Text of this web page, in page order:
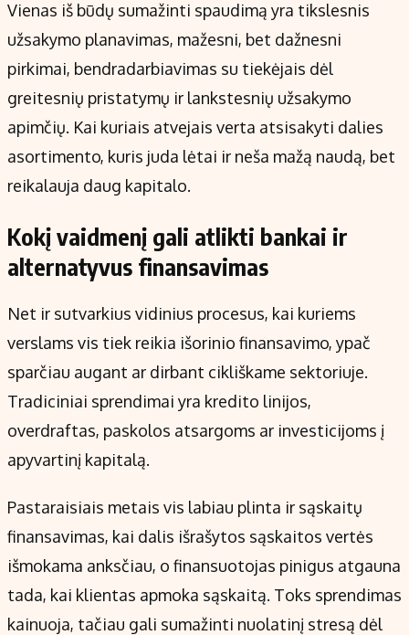
Vienas iš būdų sumažinti spaudimą yra tikslesnis
užsakymo planavimas, mažesni, bet dažnesni
pirkimai, bendradarbiavimas su tiekėjais dėl
greitesnių pristatymų ir lankstesnių užsakymo
apimčių. Kai kuriais atvejais verta atsisakyti dalies
asortimento, kuris juda lėtai ir neša mažą naudą, bet
reikalauja daug kapitalo.
Kokį vaidmenį gali atlikti bankai ir
alternatyvus finansavimas
Net ir sutvarkius vidinius procesus, kai kuriems
verslams vis tiek reikia išorinio finansavimo, ypač
sparčiau augant ar dirbant cikliškame sektoriuje.
Tradiciniai sprendimai yra kredito linijos,
overdraftas, paskolos atsargoms ar investicijoms į
apyvartinį kapitalą.
Pastaraisiais metais vis labiau plinta ir sąskaitų
finansavimas, kai dalis išrašytos sąskaitos vertės
išmokama anksčiau, o finansuotojas pinigus atgauna
tada, kai klientas apmoka sąskaitą. Toks sprendimas
kainuoja, tačiau gali sumažinti nuolatinį stresą dėl